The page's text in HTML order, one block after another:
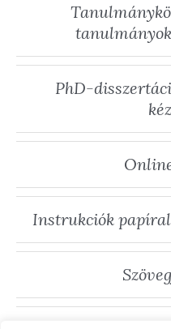
PhD-
Instrukciók